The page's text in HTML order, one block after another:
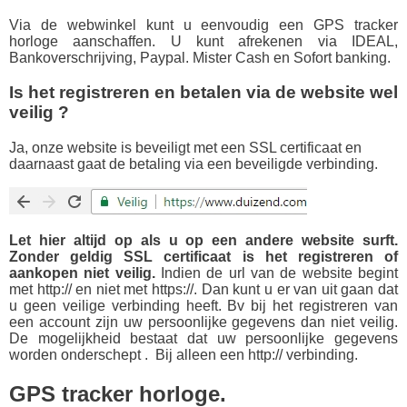
Via de webwinkel kunt u eenvoudig een GPS tracker
horloge aanschaffen. U kunt afrekenen via IDEAL,
Bankoverschrijving, Paypal. Mister Cash en Sofort banking.
Is het registreren en betalen via de website wel
veilig ?
Ja, onze website is beveiligt met een SSL certificaat en
daarnaast gaat de betaling via een beveiligde verbinding.
Let hier altijd op als u op een andere website surft.
Zonder geldig SSL certificaat is het registreren of
aankopen niet veilig.
Indien de url van de website begint
met http:// en niet met https://. Dan kunt u er van uit gaan dat
u geen veilige verbinding heeft. Bv bij het registreren van
een account zijn uw persoonlijke gegevens dan niet veilig.
De mogelijkheid bestaat dat uw persoonlijke gegevens
worden onderschept . Bij alleen een http:// verbinding.
GPS tracker horloge.